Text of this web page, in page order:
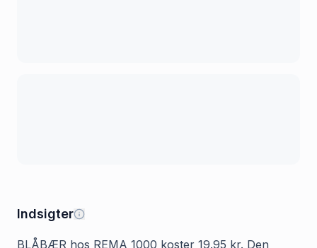
Indsigter
BLÅBÆR hos REMA 1000 koster 19.95 kr. Den